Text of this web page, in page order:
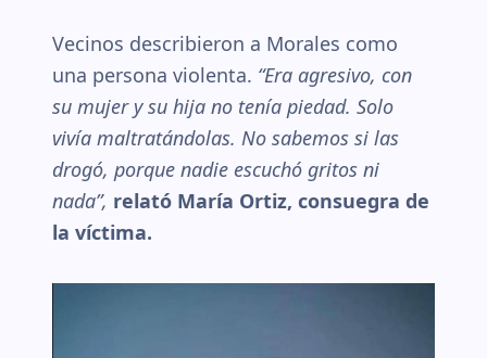
Vecinos describieron a Morales como
una persona violenta. “Era agresivo, con
su mujer y su hija no tenía piedad. Solo
vivía maltratándolas. No sabemos si las
drogó, porque nadie escuchó gritos ni
nada”, relató María Ortiz, consuegra de
la víctima.